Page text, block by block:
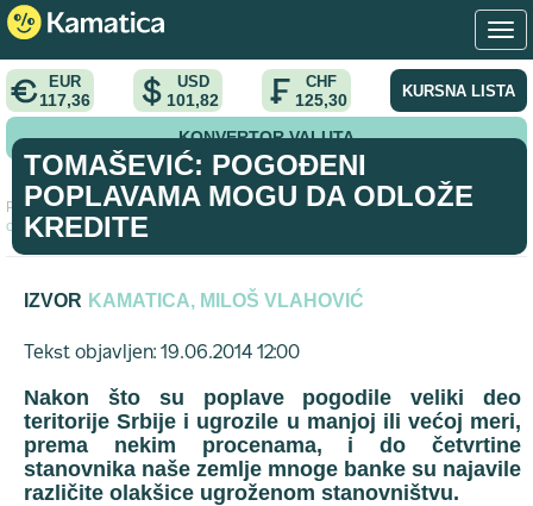
EUR
117,36
USD
101,82
CHF
125,30 KURSNA LISTA
KONVERTOR VALUTA
Početna > intervju >
Tomašević: Pogođeni poplavama mogu da
odlože kredite
TOMAŠEVIĆ: POGOĐENI
POPLAVAMA MOGU DA ODLOŽE
KREDITE
IZVOR KAMATICA, MILOŠ VLAHOVIĆ
Tekst objavljen: 19.06.2014 12:00
Nakon što su poplave pogodile veliki deo
teritorije Srbije i ugrozile u manjoj ili većoj meri,
prema nekim procenama, i do četvrtine
stanovnika naše zemlje mnoge banke su najavile
različite olakšice ugroženom stanovništvu.